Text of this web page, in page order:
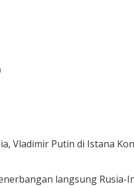
Vladimir Putin di Istana
langsung Rusia-